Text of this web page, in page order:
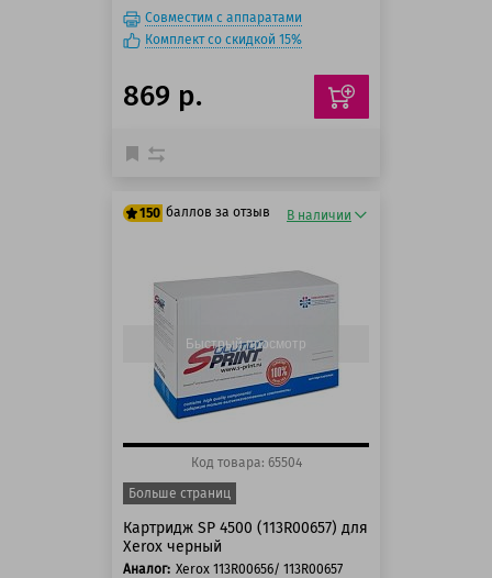
Совместим с аппаратами
Комплект со скидкой 15%
869 р.
150 баллов за отзыв
150 баллов
В наличии
Быстрый просмотр
Код товара: 65504
Больше страниц
Картридж SP 4500 (113R00657) для
Xerox черный
Аналог: Xerox 113R00656/ 113R00657